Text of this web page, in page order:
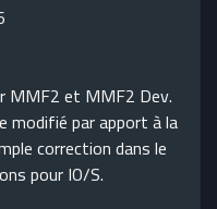
MMF2 et MMF2 Dev.
modifié par apport à la
correction dans le
pour IO/S.